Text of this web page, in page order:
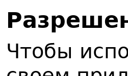
Р
Чтобы